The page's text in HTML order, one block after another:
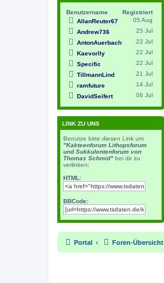
Benutzername
Registriert
AllanReuter67
05 Aug
Andrew736
25 Jul
AntonAuerbach
22 Jul
Kaevorlly
22 Jul
Specific
22 Jul
TillmannLind
21 Jul
ramfuture
14 Jul
DavidSeifert
06 Jul
LINK ZU UNS
Benutze bitte diesen Link um
"Kakteenforum Lithopsforum
und Sukkulentenforum von
Thomas Schmid" bei dir zu
verlinken:
HTML:
BBCode:
Portal Foren-Übersicht